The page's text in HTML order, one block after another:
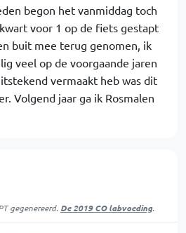
begon het vanmiddag toch
voor 1 op de fiets gestapt
buit mee terug genomen, ik
veel op de voorgaande jaren
vermaakt heb was dit
Volgend jaar ga ik Rosmalen
gegenereerd. De 2019 CO labvoeding.